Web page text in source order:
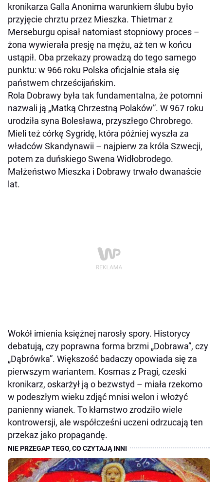
kronikarza Galla Anonima warunkiem ślubu było
przyjęcie chrztu przez Mieszka. Thietmar z
Merseburgu opisał natomiast stopniowy proces –
żona wywierała presję na mężu, aż ten w końcu
ustąpił. Oba przekazy prowadzą do tego samego
punktu: w 966 roku Polska oficjalnie stała się
państwem chrześcijańskim.
Rola Dobrawy była tak fundamentalna, że potomni
nazwali ją „Matką Chrzestną Polaków”. W 967 roku
urodziła syna Bolesława, przyszłego Chrobrego.
Mieli też córkę Sygridę, która później wyszła za
władców Skandynawii – najpierw za króla Szwecji,
potem za duńskiego Swena Widłobrodego.
Małżeństwo Mieszka i Dobrawy trwało dwanaście
lat.
Wokół imienia księżnej narosły spory. Historycy
debatują, czy poprawna forma brzmi „Dobrawa”, czy
„Dąbrówka”. Większość badaczy opowiada się za
pierwszym wariantem. Kosmas z Pragi, czeski
kronikarz, oskarżył ją o bezwstyd – miała rzekomo
w podeszłym wieku zdjąć mnisi welon i włożyć
panienny wianek. To kłamstwo zrodziło wiele
kontrowersji, ale współcześni uczeni odrzucają ten
przekaz jako propagandę.